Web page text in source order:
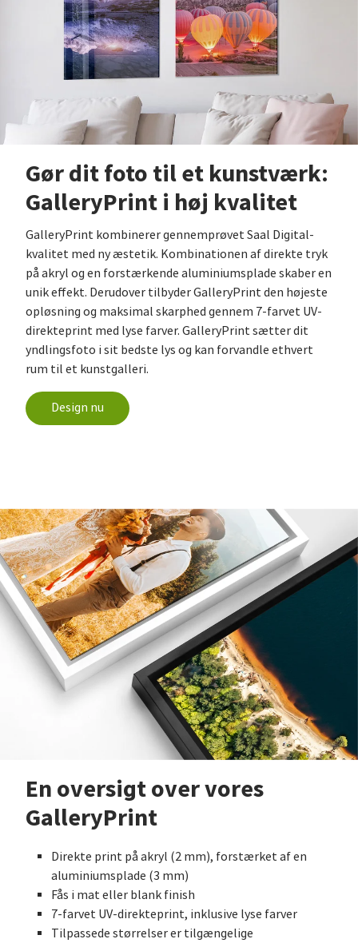
Gør dit foto til et kunstværk:
GalleryPrint i høj kvalitet
GalleryPrint kombinerer gennemprøvet Saal Digital-
kvalitet med ny æstetik. Kombinationen af direkte tryk
på akryl og en forstærkende aluminiumsplade skaber en
unik effekt. Derudover tilbyder GalleryPrint den højeste
opløsning og maksimal skarphed gennem 7-farvet UV-
direkteprint med lyse farver. GalleryPrint sætter dit
yndlingsfoto i sit bedste lys og kan forvandle ethvert
rum til et kunstgalleri.
Design nu
En oversigt over vores
GalleryPrint
Direkte print på akryl (2 mm), forstærket af en
aluminiumsplade (3 mm)
Fås i mat eller blank finish
7-farvet UV-direkteprint, inklusive lyse farver
Tilpassede størrelser er tilgængelige